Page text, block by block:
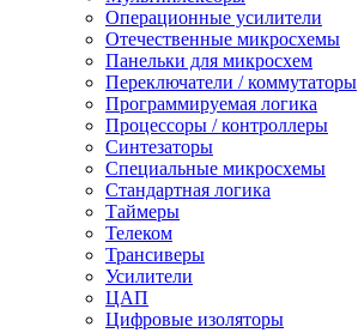
Операционные усилители
Отечественные микросхемы
Панельки для микросхем
Переключатели / коммутаторы
Программируемая логика
Процессоры / контроллеры
Синтезаторы
Специальные микросхемы
Стандартная логика
Таймеры
Телеком
Трансиверы
Усилители
ЦАП
Цифровые изоляторы